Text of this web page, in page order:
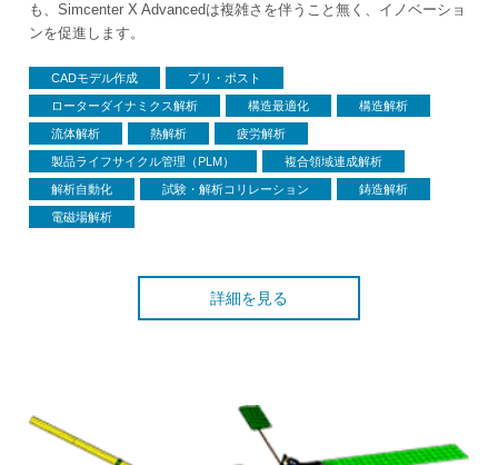
も、Simcenter X Advancedは複雑さを伴うこと無く、イノベーショ
ンを促進します。
CADモデル作成 プリ・ポスト
ローターダイナミクス解析 構造最適化 構造解析
流体解析 熱解析 疲労解析
製品ライフサイクル管理（PLM） 複合領域連成解析
解析自動化 試験・解析コリレーション 鋳造解析
電磁場解析
詳細を見る